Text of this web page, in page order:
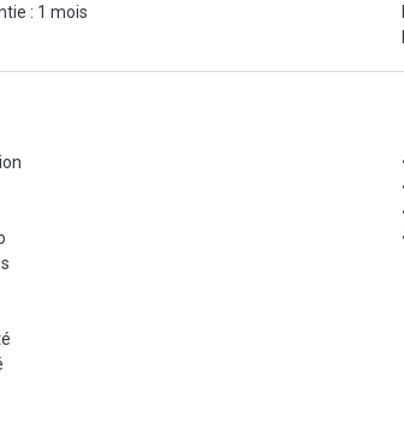
échanger et avancer ensemble. Que vous
: 1 mois